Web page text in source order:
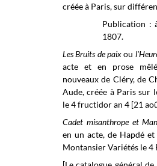
créée à Paris, sur
Publication :
1807.
Les Bruits de paixou
acte et en prose
nouveaux de Cléry, de
Aude, créée à Paris sur
le 4 fructidor an 4 [21
Cadet misanthrope et
en un acte, de Hapdé
Montansier Variétés le 4